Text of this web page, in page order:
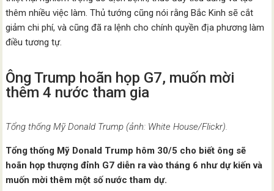
thêm nhiều việc làm. Thủ tướng cũng nói rằng Bắc Kinh sẽ cắt
giảm chi phí, và cũng đã ra lệnh cho chính quyền địa phương làm
điều tương tự.
Ông Trump hoãn họp G7, muốn mời
thêm 4 nước tham gia
Tổng thống Mỹ Donald Trump (ảnh: White House/Flickr).
Tổng thống Mỹ Donald Trump hôm 30/5 cho biết ông sẽ
hoãn họp thượng đỉnh G7 diễn ra vào tháng 6 như dự kiến và
muốn mời thêm một số nước tham dự.